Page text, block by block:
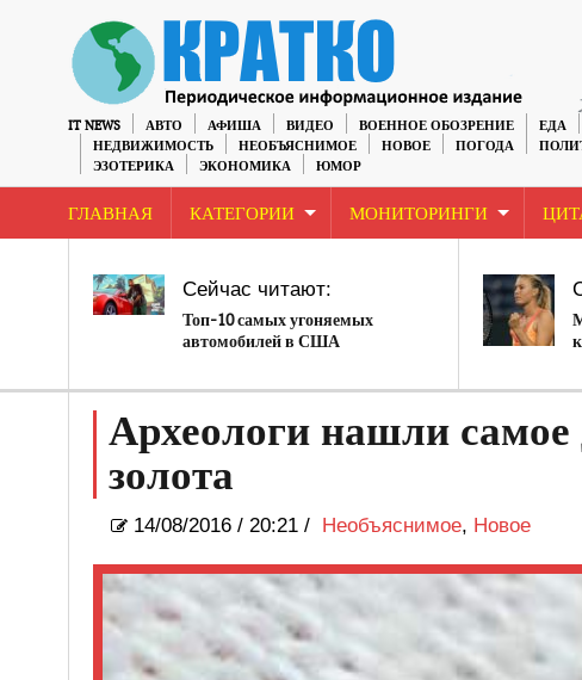
IT NEWS АВТО АФИША ВИДЕО ВОЕННОЕ ОБОЗРЕНИЕ ЕДА
НЕДВИЖИМОСТЬ
НЕОБЪЯСНИМОЕ НОВОЕ ПОГОДА
ЭЗОТЕРИКА
ЭКОНОМИКА ЮМОР
ГЛАВНАЯ КАТЕГОРИИ МОНИТОРИНГИ
Сейчас читают:
Топ-10 самых угоняемых
автомобилей в США
Археологи нашли самое
золота
14/08/2016/ 20:21 / Необъяснимое, Новое